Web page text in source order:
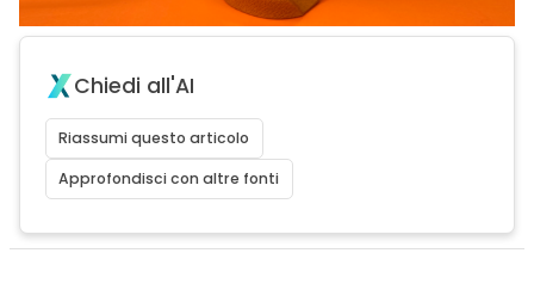
Chiedi all'AI
Riassumi questo articolo
Approfondisci con altre fonti